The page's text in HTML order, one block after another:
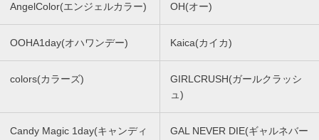
AngelColor(エンジェルカラー) OH(オー)
OOHA1day(オハワンデー) Kaica(カイカ)
colors(カラーズ)
GIRLCRUSH(ガールクラッシ
ュ)
Candy Magic 1day(キャンディ
GAL NEVER DIE(ギャルネバー